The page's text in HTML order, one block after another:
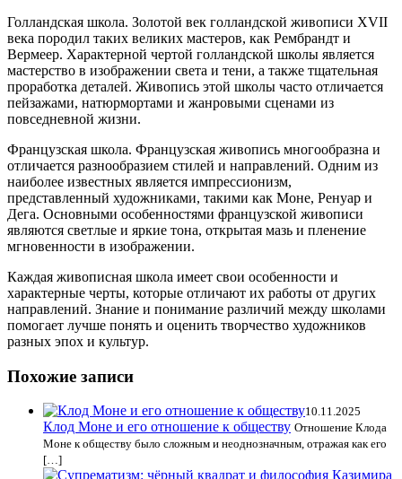
Голландская школа. Золотой век голландской живописи XVII
века породил таких великих мастеров, как Рембрандт и
Вермеер. Характерной чертой голландской школы является
мастерство в изображении света и тени, а также тщательная
проработка деталей. Живопись этой школы часто отличается
пейзажами, натюрмортами и жанровыми сценами из
повседневной жизни.
Французская школа. Французская живопись многообразна и
отличается разнообразием стилей и направлений. Одним из
наиболее известных является импрессионизм,
представленный художниками, такими как Моне, Ренуар и
Дега. Основными особенностями французской живописи
являются светлые и яркие тона, открытая мазь и пленение
мгновенности в изображении.
Каждая живописная школа имеет свои особенности и
характерные черты, которые отличают их работы от других
направлений. Знание и понимание различий между школами
помогает лучше понять и оценить творчество художников
разных эпох и культур.
Похожие записи
10.11.2025
Клод Моне и его отношение к обществу Отношение Клода
Моне к обществу было сложным и неоднозначным, отражая как его
[…]